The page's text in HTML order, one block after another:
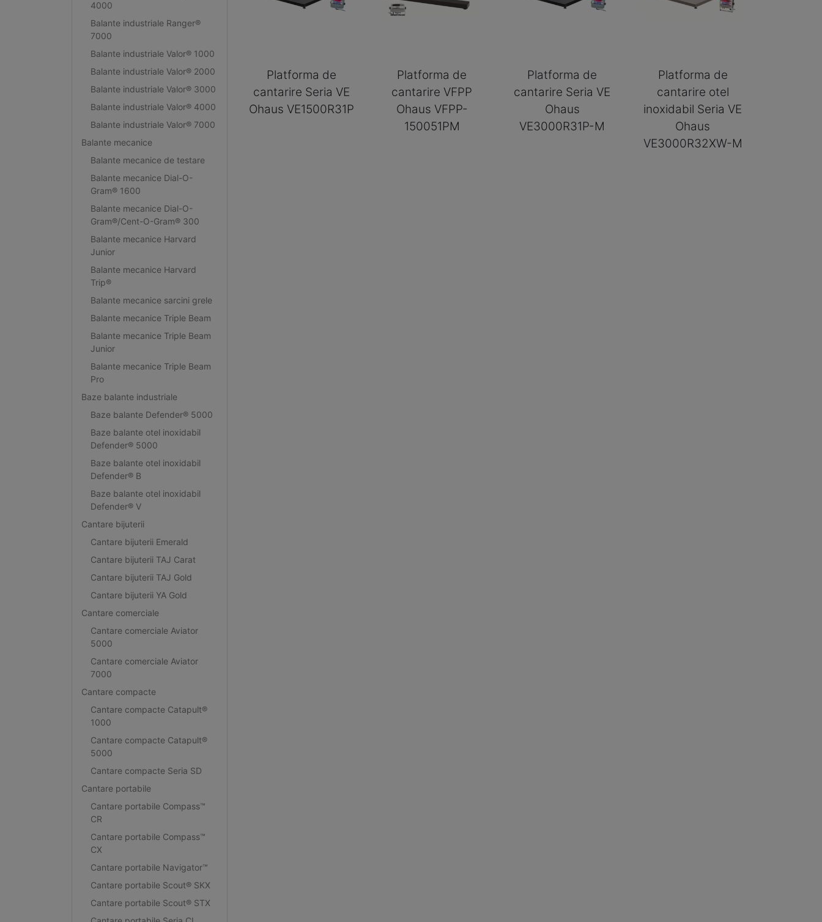
4000
Balante industriale Ranger®
7000
Balante industriale Valor® 1000
Balante industriale Valor® 2000
Balante industriale Valor® 3000
Balante industriale Valor® 4000
Balante industriale Valor® 7000
Balante mecanice
Balante mecanice de testare
Balante mecanice Dial-O-
Gram® 1600
Balante mecanice Dial-O-
Gram®/Cent-O-Gram® 300
Balante mecanice Harvard
Junior
Balante mecanice Harvard
Trip®
Balante mecanice sarcini grele
Balante mecanice Triple Beam
Balante mecanice Triple Beam
Junior
Balante mecanice Triple Beam
Pro
Baze balante industriale
Baze balante Defender® 5000
Baze balante otel inoxidabil
Defender® 5000
Baze balante otel inoxidabil
Defender® B
Baze balante otel inoxidabil
Defender® V
Cantare bijuterii
Cantare bijuterii Emerald
Cantare bijuterii TAJ Carat
Cantare bijuterii TAJ Gold
Cantare bijuterii YA Gold
Cantare comerciale
Cantare comerciale Aviator
5000
Cantare comerciale Aviator
7000
Cantare compacte
Cantare compacte Catapult®
1000
Cantare compacte Catapult®
5000
Cantare compacte Seria SD
Cantare portabile
Cantare portabile Compass™
CR
Cantare portabile Compass™
CX
Cantare portabile Navigator™
Cantare portabile Scout® SKX
Cantare portabile Scout® STX
Platforma de
cantarire Seria VE
Ohaus VE1500R31P
Platforma de
cantarire VFPP
Ohaus VFPP-
150051PM
Platforma de
cantarire Seria VE
Ohaus
VE3000R31P-M
Platforma de
cantarire otel
inoxidabil Seria VE
Ohaus
VE3000R32XW-M